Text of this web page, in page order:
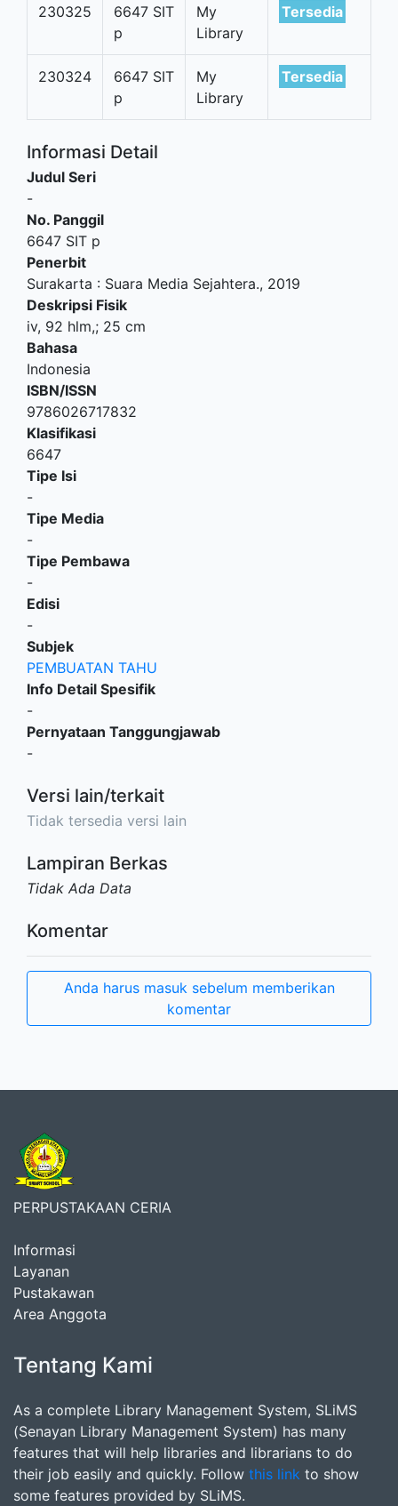
230325
6647 SIT
p
My
Library
Tersedia
230324
6647 SIT
p
My
Library
Tersedia
Informasi Detail
Judul Seri
-
No. Panggil
6647 SIT p
Penerbit
Surakarta : Suara Media Sejahtera., 2019
Deskripsi Fisik
iv, 92 hlm,; 25 cm
Bahasa
Indonesia
ISBN/ISSN
9786026717832
Klasifikasi
6647
Tipe Isi
-
Tipe Media
-
Tipe Pembawa
-
Edisi
-
Subjek
PEMBUATAN TAHU
Info Detail Spesifik
-
Pernyataan Tanggungjawab
-
Versi lain/terkait
Tidak tersedia versi lain
Lampiran Berkas
Tidak Ada Data
Komentar
Anda harus masuk sebelum memberikan
komentar
PERPUSTAKAAN CERIA
Informasi
Layanan
Pustakawan
Area Anggota
Tentang Kami
As a complete Library Management System, SLiMS
(Senayan Library Management System) has many
features that will help libraries and librarians to do
their job easily and quickly. Follow this link to show
some features provided by SLiMS.